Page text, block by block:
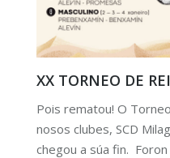
XX TORNEO DE
Pois rematou! O
nosos clubes, SCD
chegou a súa fin.